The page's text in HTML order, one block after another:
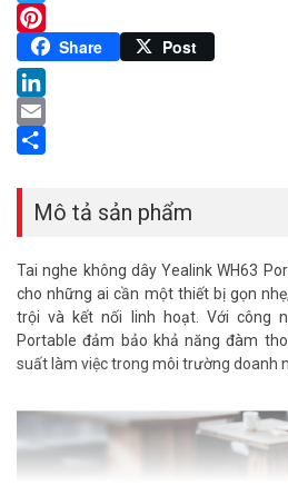
Twitter
Pinterest
Share Post
LinkedIn
Email
Mô tả sản phẩm
Tai nghe không dây Yealink WH63
cho những ai cần một thiết bị gọn
trội và kết nối linh hoạt. Với công
Portable đảm bảo khả năng đàm
suất làm việc trong môi trường doanh